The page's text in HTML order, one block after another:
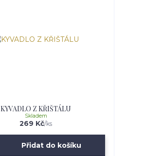
KYVADLO Z KŘIŠTÁLU
269 Kč/ks
Skladem
Přidat do košíku